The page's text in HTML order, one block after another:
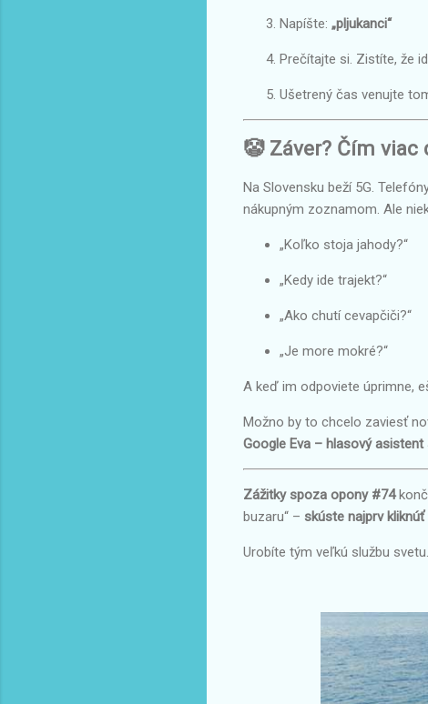
Napíšte: „pljukanci“
Prečítajte si. Zistíte, že
Ušetrený čas venujte
🤡 Záver? Čím
Na Slovensku beží 5G.
nákupným zoznamom. Ale
„Koľko stoja jahody?“
„Kedy ide trajekt?“
„Ako chutí cevapčiči?“
„Je more mokré?“
A keď im odpoviete úprimne,
Možno by to chcelo zaviesť
Google Eva – hlasový
Zážitky spoza opony #74
buzaru“ – skúste najprv
Urobíte tým veľkú službu